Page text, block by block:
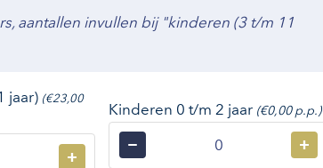
aantallen invullen bij "kinderen (3 t/m 11
jaar) (€23,00
+
Kinderen 0 t/m 2 jaar (€0,00 p.p.)
− +